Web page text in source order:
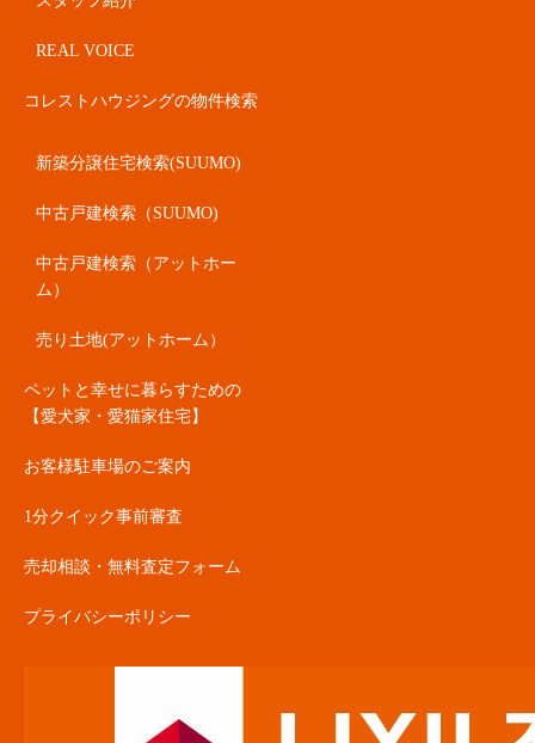
REAL VOICE
コレストハウジングの物件検索
新築分譲住宅検索(SUUMO)
中古戸建検索（SUUMO)
中古戸建検索（アットホー
ム）
売り土地(アットホーム）
ペットと幸せに暮らすための
【愛犬家・愛猫家住宅】
お客様駐車場のご案内
1分クイック事前審査
売却相談・無料査定フォーム
プライバシーポリシー